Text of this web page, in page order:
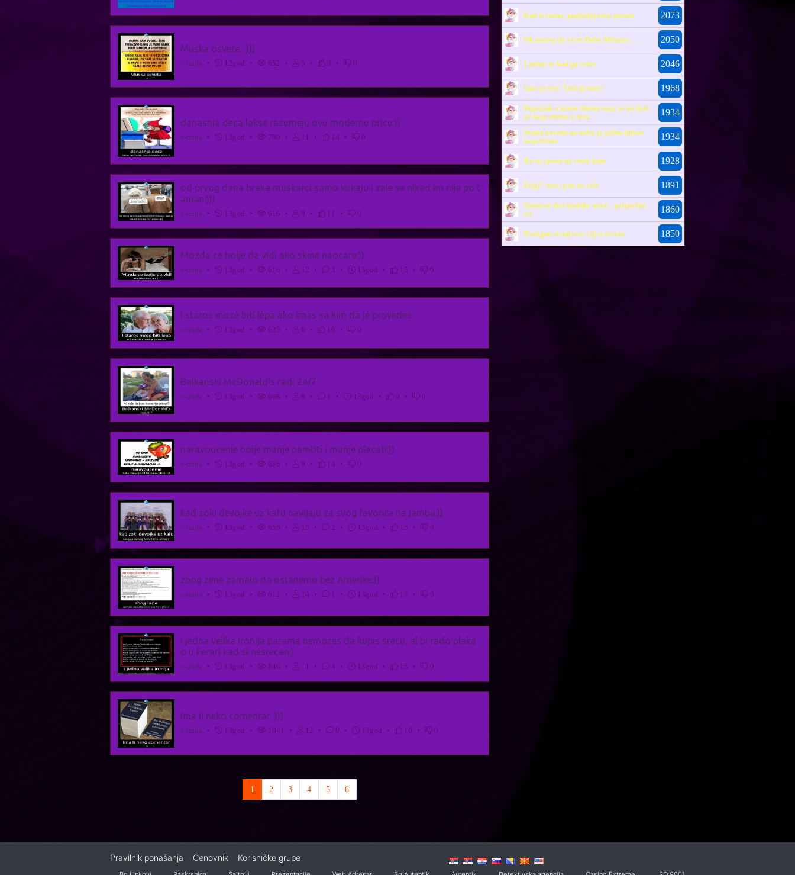
Muska osveta. :)))
c-izida • 12god • 652 • 5 • 9 • 0
danasnja deca lakse razumeju ovu modernu pricu:))
c-izida • 13god • 790 • 11 • 14 • 0
od prvog dana braka muskarci samo kukaju i zale se nikad im nije po t
aman:)))
c-izida • 13god • 616 • 9 • 11 • 0
Mozda ce bolje da vidi ako skine naocare:))
c-izida • 13god • 616 • 12 • 3 • 13god • 15 • 0
I staros moze biti lepa ako imas sa kim da je provedes
c-izida • 13god • 635 • 6 • 16 • 0
Balkanski McDonald's radi 24/7
c-izida • 13god • 668 • 8 • 1 • 13god • 0 • 0
naravoucenie bolje manje pamtiti i manje placati:))
c-izida • 13god • 686 • 9 • 14 • 0
kad zoki devojke uz kafu navijaju za svog favorita na jambu:))
c-izida • 13god • 656 • 15 • 2 • 13god • 15 • 0
zbog zene zamalo da ostanemo bez Amerike:))
c-izida • 13god • 612 • 14 • 1 • 13god • 17 • 0
i jedna velika ironija parama nemozes da kupis srecu, al bi rado plaka
o u Ferari kad si nesrecan:)
c-izida • 13god • 846 • 11 • 4 • 13god • 15 • 0
Ima li neko comentar :)))
c-izida • 13god • 1041 • 12 • 9 • 13god • 16 • 0
1 (current)
2 3 4 5 6
Kad si tuzna, pogledaj kroz prozor 2073
Ok,nemoj da vices Baba Mrazice.... 2050
Ljubav je kad ga volis 2046
lako je reci "Uzivaj sine".. 1968
Pupoljak u kome drema ruza, je ko ljub
av koja drema u srcu
1934
Svaka zvezda na nebu je jedna ljubav
koja blista
1934
Ko se opece na vrelu kafu 1928
Eejjj!! stavi prst na celo 1891
Sastavni deo ljudske srece ...prijateljst
vo
1860
Postigao si najveci cilj u zivotu 1850
Pravilnik ponašanja Cenovnik Korisničke grupe